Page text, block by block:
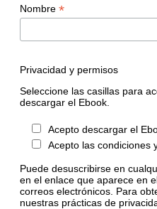
Nombre *
Privacidad y permisos
Seleccione las casillas para
descargar el Ebook.
Acepto descargar el
Acepto las condiciones
Puede desuscribirse en
en el enlace que aparece en
correos electrónicos. Para
nuestras prácticas de